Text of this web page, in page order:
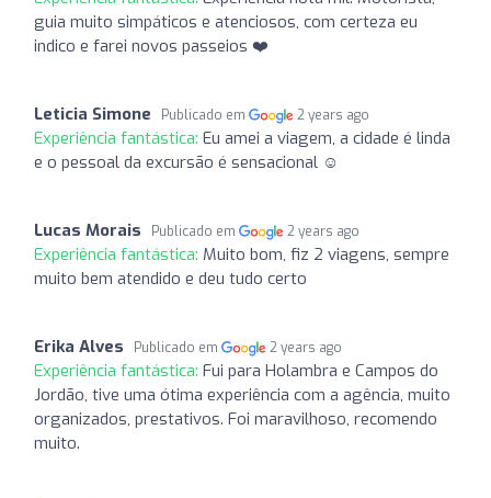
guia muito simpáticos e atenciosos, com certeza eu
indico e farei novos passeios ❤️
Leticia Simone Publicado em 2 years ago
Experiência fantástica: Eu amei a viagem, a cidade é linda
e o pessoal da excursão é sensacional ☺️
Lucas Morais Publicado em 2 years ago
Experiência fantástica: Muito bom, fiz 2 viagens, sempre
muito bem atendido e deu tudo certo
Erika Alves Publicado em 2 years ago
Experiência fantástica: Fui para Holambra e Campos do
Jordão, tive uma ótima experiência com a agência, muito
organizados, prestativos. Foi maravilhoso, recomendo
muito.